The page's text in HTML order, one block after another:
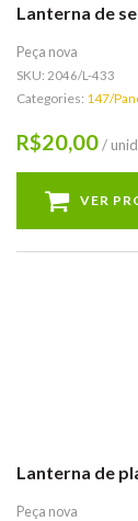
Lanterna de
Peça nova
SKU: 2046/L-433
Categories: 147/
R$20,00/
VER
Lanterna de
Peça nova